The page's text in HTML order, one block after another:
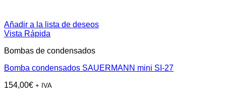
Añadir a la lista de deseos
Vista Rápida
Bombas de condensados
Bomba condensados SAUERMANN mini SI-27
154,00€ + IVA